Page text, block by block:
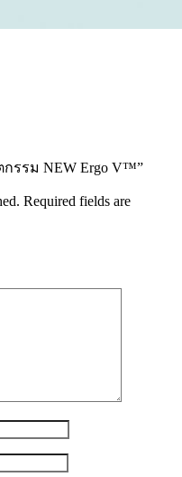
กรรม NEW Ergo V™”
Required fields are